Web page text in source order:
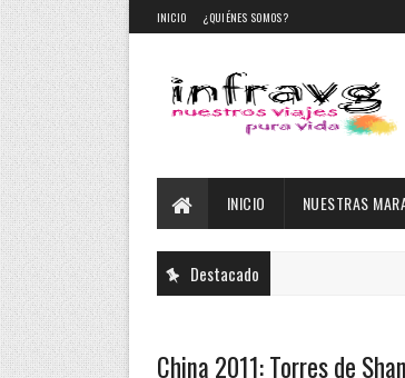
INICIO ¿QUIÉNES SOMOS?
INICIO NUESTRAS
Destacado
China 2011: Torres de